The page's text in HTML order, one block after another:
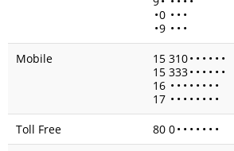
•0 • • •
•9 • • •
Mobile
15 310• • • • • •
15 333• • • • • •
16 • • • • • • • •
17 • • • • • • • •
Toll Free
80 0• • • • • • •